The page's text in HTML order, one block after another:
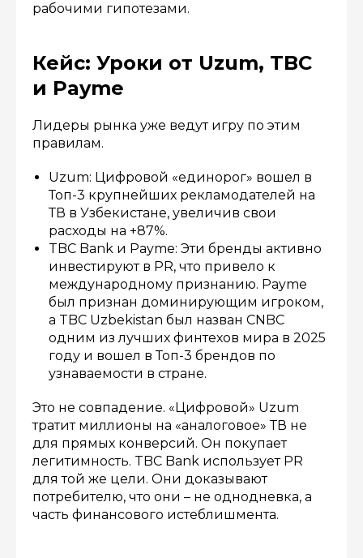
рабочими гипотезами.
Кейс: Уроки от Uzum, TBC
и Payme
Лидеры рынка уже ведут игру по этим
правилам.
Uzum: Цифровой «единорог» вошел в
Топ-3 крупнейших рекламодателей на
ТВ в Узбекистане, увеличив свои
расходы на +87%.
TBC Bank и Payme: Эти бренды активно
инвестируют в PR, что привело к
международному признанию. Payme
был признан доминирующим игроком,
а TBC Uzbekistan был назван CNBC
одним из лучших финтехов мира в 2025
году и вошел в Топ-3 брендов по
узнаваемости в стране.
Это не совпадение. «Цифровой» Uzum
тратит миллионы на «аналоговое» ТВ не
для прямых конверсий. Он покупает
легитимность. TBC Bank использует PR
для той же цели. Они доказывают
потребителю, что они – не однодневка, а
часть финансового истеблишмента.